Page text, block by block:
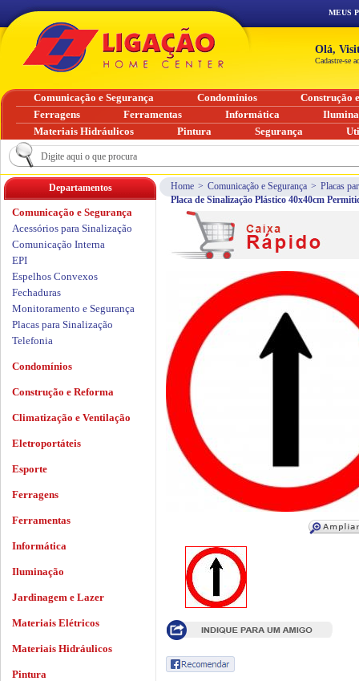
Home > Comunicação e Segurança > Placas
Placa de Sinalização Plástico 40x40cm
Departamentos
Comunicação e Segurança
Acessórios para Sinalização
Comunicação Interna
EPI
Espelhos Convexos
Fechaduras
Monitoramento e Segurança
Placas para Sinalização
Telefonia
Condomínios
Construção e Reforma
Climatização e Ventilação
Eletroportáteis
Esporte
Ferragens
Ferramentas
Informática
Iluminação
Jardinagem e Lazer
Materiais Elétricos
Materiais Hidráulicos
Pintura
MEUS
Olá,
Cadastre-se
Comunicação e Segurança Condomínios
Construção
Ferragens
Ferramentas Informática
Materiais Hidráulicos
Pintura Segurança